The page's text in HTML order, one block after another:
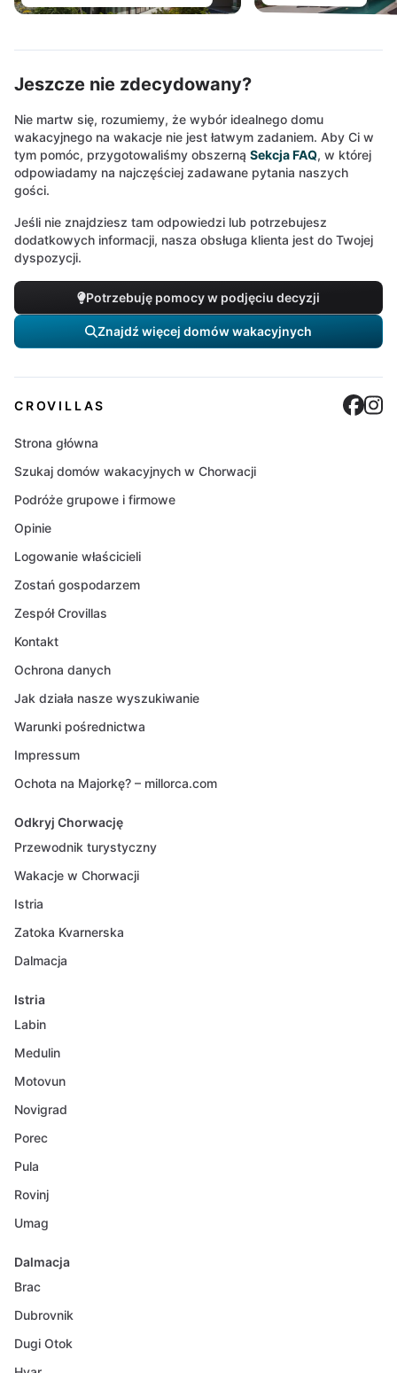
Jeszcze nie zdecydowany?
Nie martw się, rozumiemy, że wybór idealnego domu
wakacyjnego na wakacje nie jest łatwym zadaniem. Aby Ci w
tym pomóc, przygotowaliśmy obszerną Sekcja FAQ, w której
odpowiadamy na najczęściej zadawane pytania naszych
gości.
Jeśli nie znajdziesz tam odpowiedzi lub potrzebujesz
dodatkowych informacji, nasza obsługa klienta jest do Twojej
dyspozycji.
Potrzebuję pomocy w podjęciu decyzji
Znajdź więcej domów wakacyjnych
CROVILLAS
Strona główna
Szukaj domów wakacyjnych w Chorwacji
Podróże grupowe i firmowe
Opinie
Logowanie właścicieli
Zostań gospodarzem
Zespół Crovillas
Kontakt
Ochrona danych
Jak działa nasze wyszukiwanie
Warunki pośrednictwa
Impressum
Ochota na Majorkę? – millorca.com
Odkryj Chorwację
Przewodnik turystyczny
Wakacje w Chorwacji
Istria
Zatoka Kvarnerska
Dalmacja
Istria
Labin
Medulin
Motovun
Novigrad
Porec
Pula
Rovinj
Umag
Dalmacja
Brac
Dubrovnik
Dugi Otok